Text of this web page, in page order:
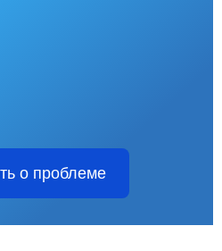
о проблеме